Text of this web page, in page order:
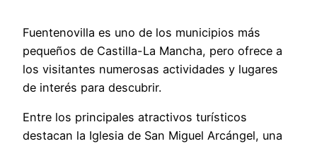
Fuentenovilla es uno de los municipios más
pequeños de Castilla-La Mancha, pero ofrece a
los visitantes numerosas actividades y lugares
de interés para descubrir.
Entre los principales atractivos turísticos
destacan la Iglesia de San Miguel Arcángel, una